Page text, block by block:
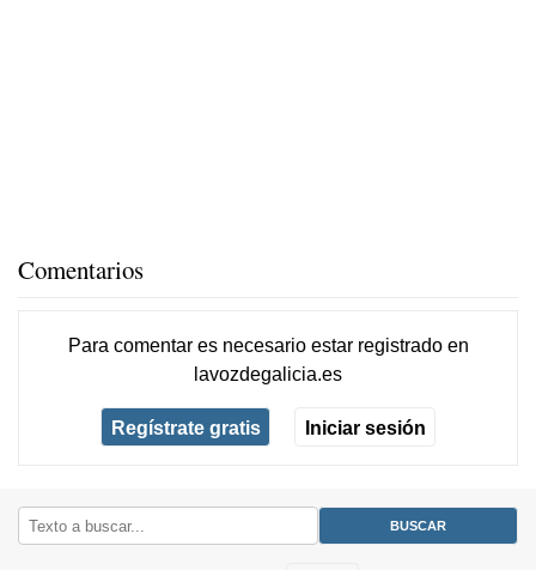
Comentarios
Para comentar es necesario estar registradoen
lavozdegalicia.es
Regístrate gratis Iniciar sesión